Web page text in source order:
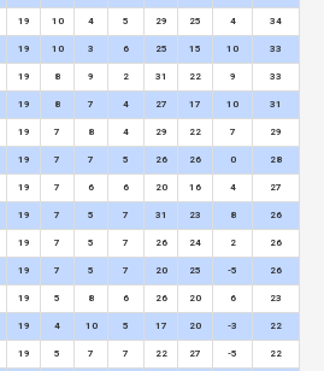
19 10 4 5 29 25 4 34
19 10 3 6 25 15 10 33
19 8 9 2 31 22 9 33
19 8 7 4 27 17 10 31
19 7 8 4 29 22 7 29
19 7 7 5 26 26 0 28
19 7 6 6 20 16 4 27
19 7 5 7 31 23 8 26
19 7 5 7 26 24 2 26
19 7 5 7 20 25 -5 26
19 5 8 6 26 20 6 23
19 4 10 5 17 20 -3 22
19 5 7 7 22 27 -5 22